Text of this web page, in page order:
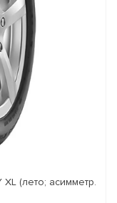
(лето; асимметр.